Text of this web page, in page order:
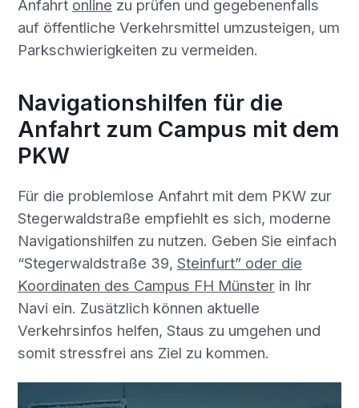
Anfahrt online zu prüfen und gegebenenfalls
auf öffentliche Verkehrsmittel umzusteigen, um
Parkschwierigkeiten zu vermeiden.
Navigationshilfen für die
Anfahrt zum Campus mit dem
PKW
Für die problemlose Anfahrt mit dem PKW zur
Stegerwaldstraße empfiehlt es sich, moderne
Navigationshilfen zu nutzen. Geben Sie einfach
“Stegerwaldstraße 39, Steinfurt” oder die
Koordinaten des Campus FH Münsterin Ihr
Navi ein. Zusätzlich können aktuelle
Verkehrsinfos helfen, Staus zu umgehen und
somit stressfrei ans Ziel zu kommen.